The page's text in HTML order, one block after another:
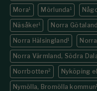
Mora1 Mörlunda 1
Näsåker1 Norra
Norra Hälsingland1
Norra Värmland, Södra
Norrbotten2 Nyköping
Nymölla, Bromölla kommun1